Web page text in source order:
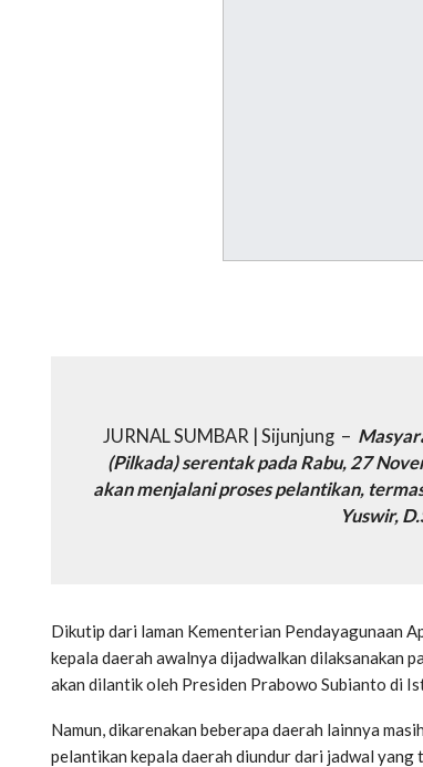
JURNAL SUMBAR | Sijunjung –
(Pilkada) serentak pada Rabu, 27
akan menjalani proses pelantikan,
Yuswir,
Dikutip dari laman Kementerian Pendayagunaan
kepala daerah awalnya dijadwalkan dilaksanakan
akan dilantik oleh Presiden Prabowo Subianto di
Namun, dikarenakan beberapa daerah lainnya
pelantikan kepala daerah diundur dari jadwal yang